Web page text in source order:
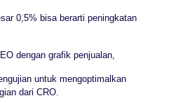
0,5% bisa berarti peningkatan
dengan grafik penjualan,
untuk mengoptimalkan
dari CRO.